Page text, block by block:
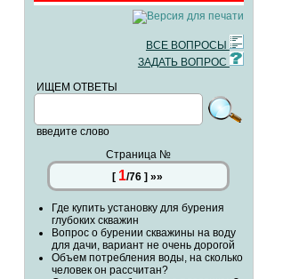
ВСЕ ВОПРОСЫ
ЗАДАТЬ ВОПРОС
ИЩЕМ ОТВЕТЫ
введите слово
Страница №
[ 1/76] »»
Где купить установку для бурения
глубоких скважин
Вопрос о бурении скважины на воду
для дачи, вариант не очень дорогой
Объем потребления воды, на сколько
человек он рассчитан?